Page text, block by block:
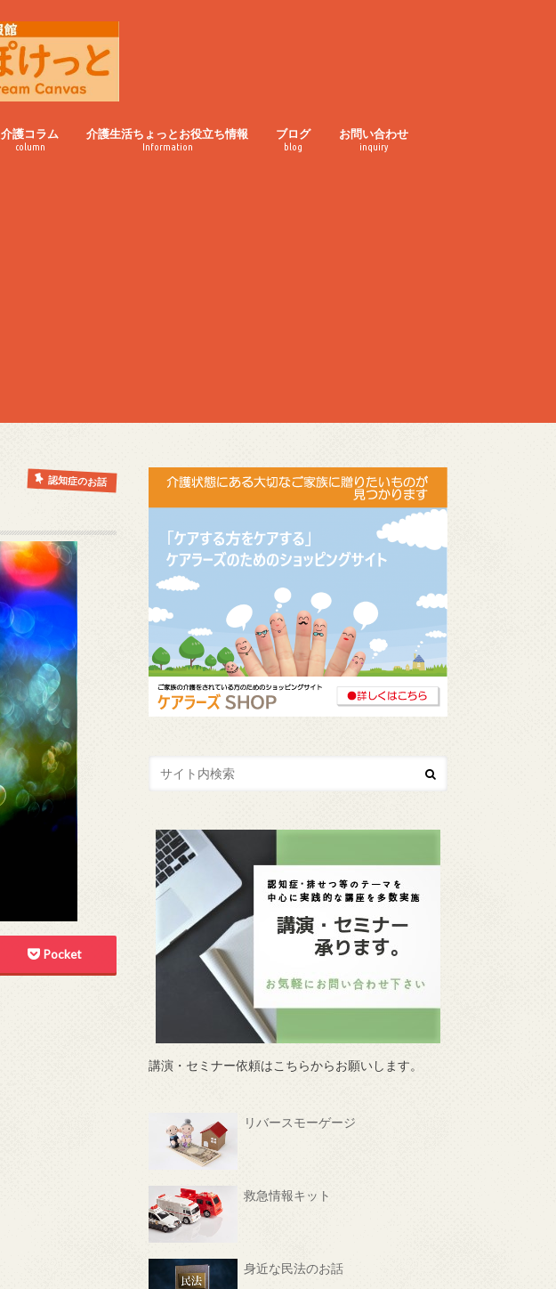
介護コラム
column
介護生活ちょっとお役立ち情報
Information
ブログ
blog
お問い合わせ
inquiry
認知症のお話
Pocket
講演・セミナー依頼はこちらからお願いします。
リバースモーゲージ
救急情報キット
身近な民法のお話